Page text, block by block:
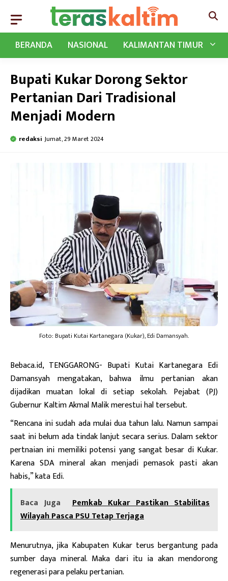
BERANDA
NASIONAL KALIMANTAN TIMUR
Bupati Kukar Dorong Sektor
Pertanian Dari Tradisional
Menjadi Modern
redaksi Jumat, 29 Maret 2024
Foto: Bupati Kutai Kartanegara (Kukar), Edi Damansyah.
Bebaca.id, TENGGARONG- Bupati Kutai Kartanegara Edi
Damansyah mengatakan, bahwa ilmu pertanian akan
dijadikan muatan lokal di setiap sekolah. Pejabat (PJ)
Gubernur Kaltim Akmal Malik merestui hal tersebut.
“Rencana ini sudah ada mulai dua tahun lalu. Namun sampai
saat ini belum ada tindak lanjut secara serius. Dalam sektor
pertnaian ini memiliki potensi yang sangat besar di Kukar.
Karena SDA mineral akan menjadi pemasok pasti akan
habis,” kata Edi.
Baca Juga
Pemkab Kukar Pastikan Stabilitas
Wilayah Pasca PSU Tetap Terjaga
Menurutnya, jika Kabupaten Kukar terus bergantung pada
sumber daya mineral. Maka dari itu ia akan mendorong
regenerasi para pelaku pertanian.